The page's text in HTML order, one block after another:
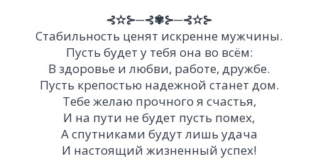
⊰✫⊱─⊰✾⊱─⊰✫⊱
Стабильность ценят искренне мужчины.
Пусть будет у тебя она во всём:
В здоровье и любви, работе, дружбе.
Пусть крепостью надежной станет дом.
Тебе желаю прочного я счастья,
И на пути не будет пусть помех,
А спутниками будут лишь удача
И настоящий жизненный успех!